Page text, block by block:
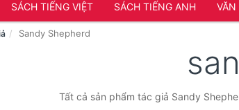
SÁCH TIẾNG VIỆT SÁCH TIẾNG ANH VĂN
Sandy Shepherd
Tất cả sản phẩm tác giả Sandy